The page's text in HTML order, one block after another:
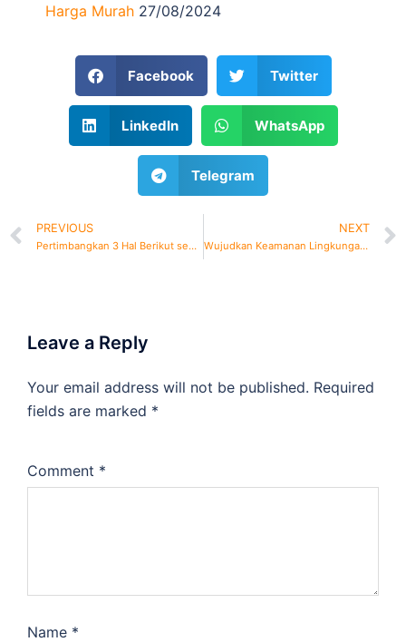
Harga Murah 27/08/2024
Facebook Twitter
LinkedIn WhatsApp
Telegram
PREVIOUS
Pertimbangkan 3 Hal Berikut sebelum Kamu Memasang Smart Door Lock Korea!
NEXT
Wujudkan Keamanan Lingkungan Sekitar Bersama BOSS CCTV
Leave a Reply
Your email address will not be published. Required
fields are marked *
Comment *
Name *